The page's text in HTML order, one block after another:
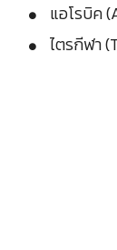
แอโรบิค
ไตรกีฬา